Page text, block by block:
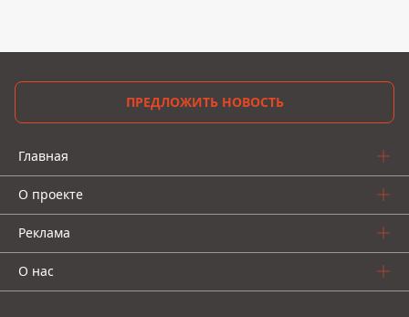
ПРЕДЛОЖИТЬ НОВОСТЬ
Главная
О проекте
Реклама
О нас